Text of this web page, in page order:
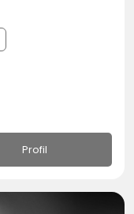
Profil